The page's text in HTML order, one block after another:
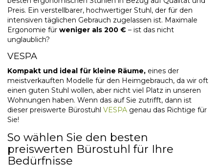
Preis. Ein verstellbarer, hochwertiger Stuhl, der für den
intensiven täglichen Gebrauch zugelassen ist. Maximale
Ergonomie für weniger als 200 € – ist das nicht
unglaublich?
VESPA
Kompakt und ideal für kleine Räume, eines der
meistverkauften Modelle für den Heimgebrauch, da wir oft
einen guten Stuhl wollen, aber nicht viel Platz in unseren
Wohnungen haben. Wenn das auf Sie zutrifft, dann ist
dieser preiswerte Bürostuhl VESPA genau das Richtige für
Sie!
So wählen Sie den besten
preiswerten Bürostuhl für Ihre
Bedürfnisse